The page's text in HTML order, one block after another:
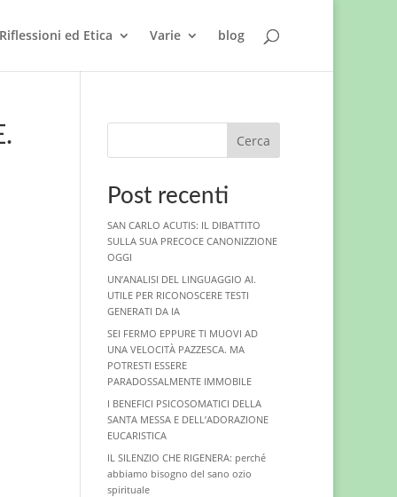
Riflessioni ed Etica Varie blog
Cerca
Post recenti
SAN CARLO ACUTIS: IL DIBATTITO
SULLA SUA PRECOCE CANONIZZIONE
OGGI
UN’ANALISI DEL LINGUAGGIO AI.
UTILE PER RICONOSCERE TESTI
GENERATI DA IA
SEI FERMO EPPURE TI MUOVI AD
UNA VELOCITÀ PAZZESCA. MA
POTRESTI ESSERE
PARADOSSALMENTE IMMOBILE
I BENEFICI PSICOSOMATICI DELLA
SANTA MESSA E DELL’ADORAZIONE
EUCARISTICA
IL SILENZIO CHE RIGENERA: perché
abbiamo bisogno del sano ozio
spirituale